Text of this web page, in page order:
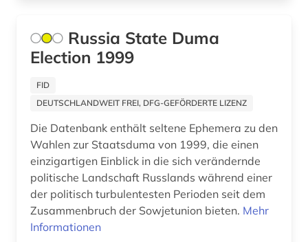
landwirtschaft (1)
latino studies (1)
liechtenstein (1)
linguistik (1)
literatur (8)
literaturwissenschaft (2)
Russia State Duma
Election 1999
FID
DEUTSCHLANDWEIT FREI, DFG-GEFÖRDERTE LIZENZ
Die Datenbank enthält seltene Ephemera zu den
Wahlen zur Staatsduma von 1999, die einen
einzigartigen Einblick in die sich verändernde
politische Landschaft Russlands während einer
der politisch turbulentesten Perioden seit dem
Zusammenbruch der Sowjetunion bieten. Mehr
Informationen